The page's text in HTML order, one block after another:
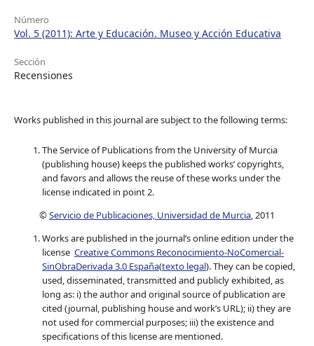
Número
Vol. 5 (2011): Arte y Educación. Museo y Acción Educativa
Sección
Recensiones
Works published in this journal are subject to the following terms:
The Service of Publications from the University of Murcia
(publishing house) keeps the published works’ copyrights,
and favors and allows the reuse of these works under the
license indicated in point 2.
©Servicio de Publicaciones, Universidad de Murcia, 2011
Works are published in the journal’s online edition under the
license Creative Commons Reconocimiento-NoComercial-
SinObraDerivada 3.0 España(texto legal). They can be copied,
used, disseminated, transmitted and publicly exhibited, as
long as: i) the author and original source of publication are
cited (journal, publishing house and work’s URL); ii) they are
not used for commercial purposes; iii) the existence and
specifications of this license are mentioned.